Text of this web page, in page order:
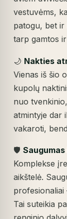
vestuvėms,
patogu, bet ir
tarp gamtos
🌙 Nakties
Vienas iš šio
kupolų
nuo
atmintyje dar
vakaroti,
🛡️
Komplekse
aikštelė.
profesionaliai
Tai suteikia